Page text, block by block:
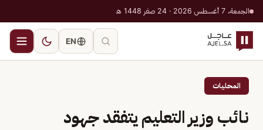
الجمعة، 7 أغسطس 2026 · 24 صفر 1448 هـ
EN
المحليات
نائب وزير التعليم يتفقد جهود